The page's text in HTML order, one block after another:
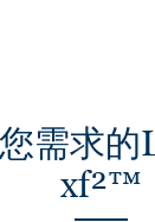
需求的
xf²™